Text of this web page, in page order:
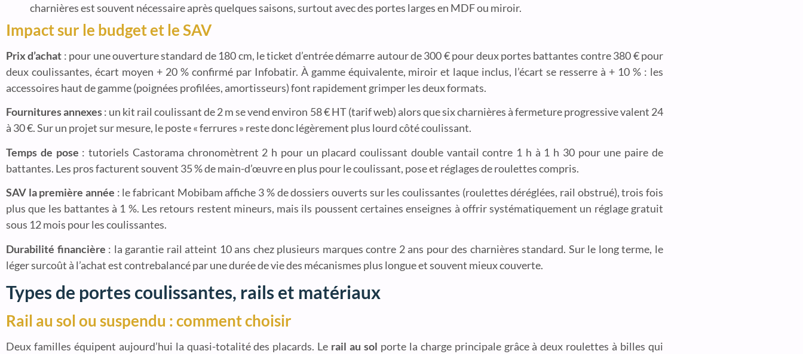
charnières est souvent nécessaire après quelques saisons, surtout avec des portes larges en MDF ou miroir.
Impact sur le budget et le SAV
Prix d’achat : pour une ouverture standard de 180 cm, le ticket d’entrée démarre autour de 300 € pour deux portes battantes contre 380 € pour
deux coulissantes, écart moyen + 20 % confirmé par Infobatir. À gamme équivalente, miroir et laque inclus, l’écart se resserre à + 10 % : les
accessoires haut de gamme (poignées profilées, amortisseurs) font rapidement grimper les deux formats.
Fournitures annexes: un kit rail coulissant de 2 m se vend environ 58 € HT (tarif web) alors que six charnières à fermeture progressive valent 24
à 30 €. Sur un projet sur mesure, le poste « ferrures » reste donc légèrement plus lourd côté coulissant.
Temps de pose : tutoriels Castorama chronomètrent 2 h pour un placard coulissant double vantail contre 1 h à 1 h 30 pour une paire de
battantes. Les pros facturent souvent 35 % de main-d’œuvre en plus pour le coulissant, pose et réglages de roulettes compris.
SAV la première année : le fabricant Mobibam affiche 3 % de dossiers ouverts sur les coulissantes (roulettes déréglées, rail obstrué), trois fois
plus que les battantes à 1 %. Les retours restent mineurs, mais ils poussent certaines enseignes à offrir systématiquement un réglage gratuit
sous 12 mois pour les coulissantes.
Durabilité financière : la garantie rail atteint 10 ans chez plusieurs marques contre 2 ans pour des charnières standard. Sur le long terme, le
léger surcoût à l’achat est contrebalancé par une durée de vie des mécanismes plus longue et souvent mieux couverte.
Types de portes coulissantes, rails et matériaux
Rail au sol ou suspendu : comment choisir
Deux familles équipent aujourd’hui la quasi-totalité des placards. Le rail au sol porte la charge principale grâce à deux roulettes à billes qui